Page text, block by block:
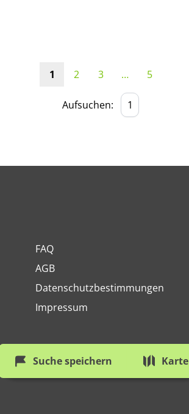
1 2 3 … 5
Aufsuchen:
Suche speichern Karte
FAQ
AGB
Datenschutzbestimmungen
Impressum